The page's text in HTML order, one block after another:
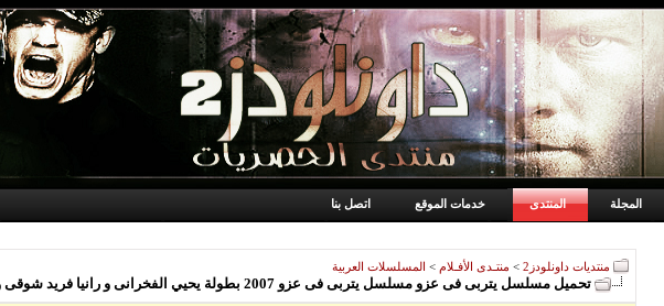
المجلة المنتدى خدمات الموقع اتصل بنا
منتديات داونلودز2 > منتـدى الأفـلام > المسلسلات العربية
تحميل مسلسل يتربى فى عزو مسلسل يتربى فى عزو 2007 بطولة يحيي الفخرانى و رانيا فريد شوقى و كريمة مختار - كامل 31 حلقة مسلسل يتربي في عزو حمادة عزو